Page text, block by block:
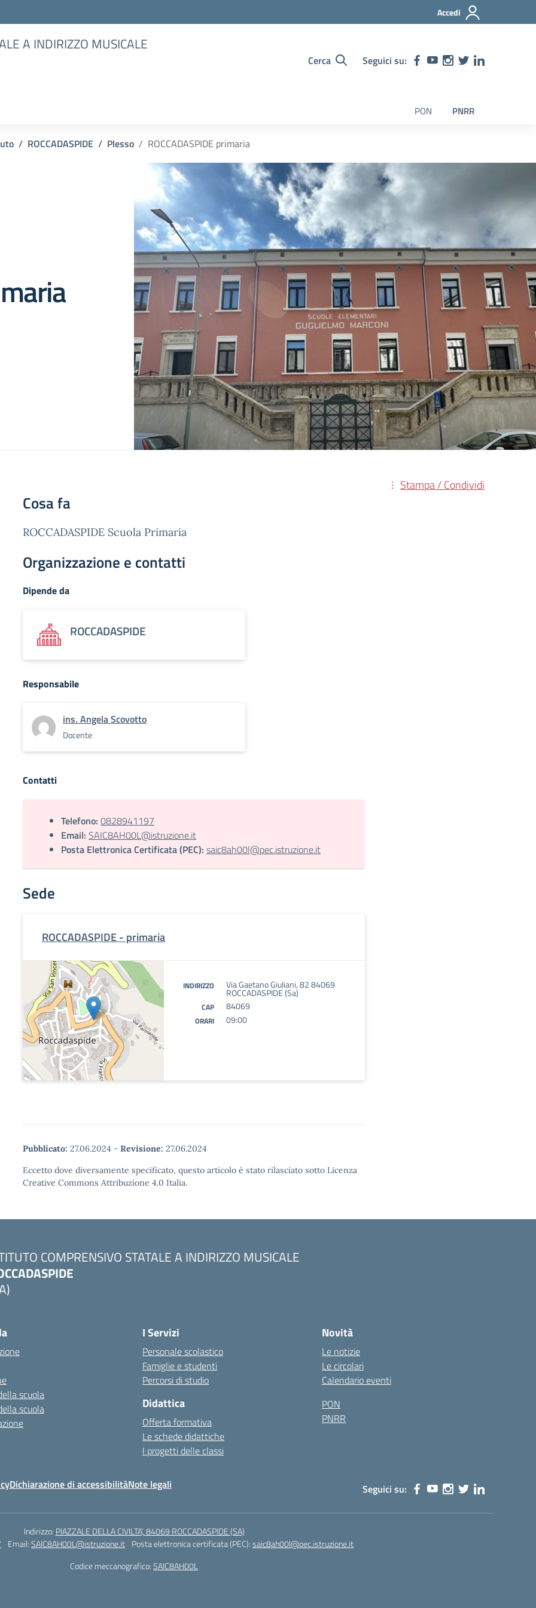
Accedi
A INDIRIZZO MUSICALE
Cerca Seguici su:
PON PNRR
ROCCADASPIDE Plesso ROCCADASPIDE primaria
Stampa / Condividi
Cosa fa
ROCCADASPIDE Scuola Primaria
Organizzazione e contatti
Dipende da
ROCCADASPIDE
Responsabile
ins. Angela Scovotto
Docente
Contatti
Telefono: 0828941197
Email: SAIC8AH00L@istruzione.it
Posta Elettronica Certificata (PEC): saic8ah00l@pec.istruzione.it
Sede
ROCCADASPIDE - primaria
INDIRIZZO Via Gaetano Giuliani, 82 84069
ROCCADASPIDE (Sa)
CAP 84069
ORARI 09:00
Pubblicato: 27.06.2024 - Revisione: 27.06.2024
Eccetto dove diversamente specificato, questo articolo è stato rilasciato sotto Licenza
Creative Commons Attribuzione 4.0 Italia.
COMPRENSIVO STATALE A INDIRIZZO MUSICALE
scuola
scuola
I Servizi
Personale scolastico
Famiglie e studenti
Percorsi di studio
Didattica
Offerta formativa
Le schede didattiche
I progetti delle classi
Novità
Le notizie
Le circolari
Calendario eventi
PON
PNRR
Dichiarazione di accessibilitàNote legali Seguici su:
Indirizzo: PIAZZALE DELLA CIVILTA', 84069 ROCCADASPIDE (SA)
Email:SAIC8AH00L@istruzione.it Posta elettronica certificata (PEC):saic8ah00l@pec.istruzione.it
Codice meccanografico:SAIC8AH00L